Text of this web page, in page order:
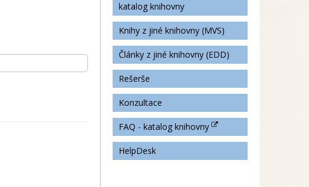
katalog knihovny
Knihy z jiné knihovny (MVS)
Články z jiné knihovny (EDD)
Rešerše
Konzultace
FAQ - katalog knihovny
HelpDesk